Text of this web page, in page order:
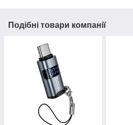
Подібні товари компанії